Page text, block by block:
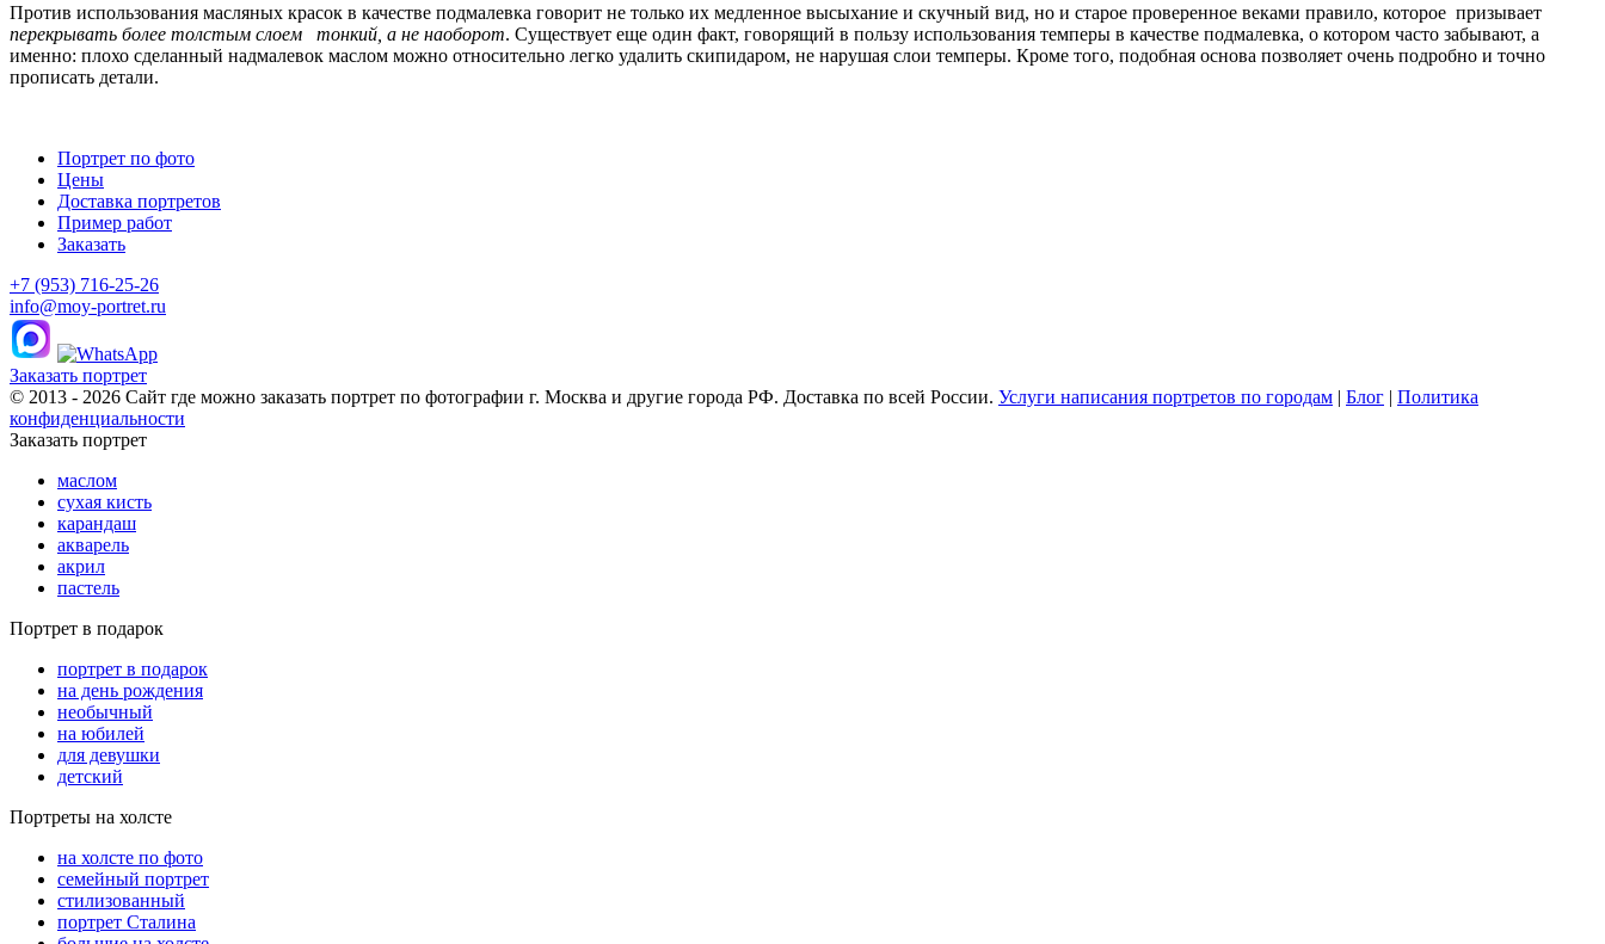
Против использования масляных красок в качестве подмалевка говорит не только их медленное высыхание и скучный вид, но и старое проверенное веками правило, которое призывает
перекрывать более толстым слоем тонкий, а не наоборот. Существует еще один факт, говорящий в пользу использования темперы в качестве подмалевка, о котором часто забывают, а
именно: плохо сделанный надмалевок маслом можно относительно легко удалить скипидаром, не нарушая слои темперы. Кроме того, подобная основа позволяет очень подробно и точно
прописать детали.
Портрет по фото
Цены
Доставка портретов
Пример работ
Заказать
+7 (953) 716-25-26
info@moy-portret.ru
Заказать портрет
© 2013 - 2026 Сайт где можно заказать портрет по фотографии г. Москва и другие города РФ. Доставка по всей России. Услуги написания портретов по городам | Блог | Политика
конфиденциальности
Заказать портрет
маслом
сухая кисть
карандаш
акварель
акрил
пастель
Портрет в подарок
портрет в подарок
на день рождения
необычный
на юбилей
для девушки
детский
Портреты на холсте
на холсте по фото
cемейный портрет
стилизованный
портрет Сталина